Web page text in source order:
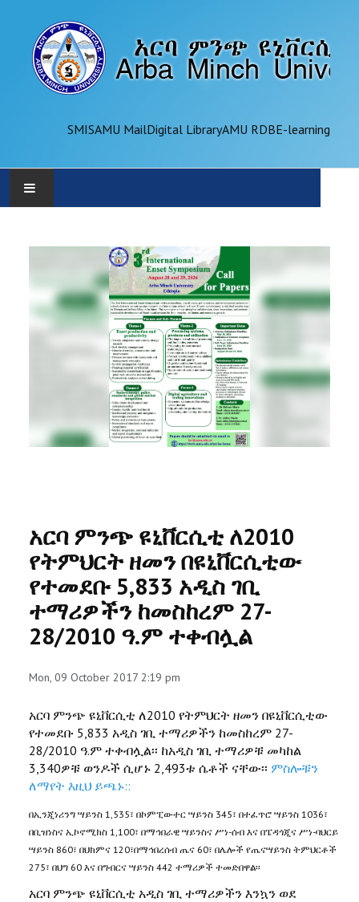
SMISAMU MailDigital LibraryAMU RDBE-learning
ADMINISTRATION
OFFICES
REGISTRAR
PARTNERSHIP
አርባ ምንጭ ዩኒቨርሲቲ ለ2010
የትምህርት ዘመን በዩኒቨርሲቲው
የተመደቡ 5,833 አዲስ ገቢ
ተማሪዎችን ከመስከረም 27-
28/2010 ዓ.ም ተቀብሏል
Mon, 09 October 2017 2:19 pm
አርባ ምንጭ ዩኒቨርሲቲ ለ2010 የትምህርት ዘመን በዩኒቨርሲቲው
የተመደቡ 5,833 አዲስ ገቢ ተማሪዎችን ከመስከረም 27-
28/2010 ዓ.ም ተቀብሏል፡፡ ከአዲስ ገቢ ተማሪዎቹ መካከል
3,340ዎቹ ወንዶች ሲሆኑ 2,493ቱ ሴቶች ናቸው፡፡ ምስሎቹን
ለማየት እዚህ ይጫኑ::
በኢንጂነሪንግ ሣይንስ 1,535፣ በኮምፒውተር ሣይንስ 345፣ በተፈጥሮ ሣይንስ 1036፣
በቢዝነስና ኢኮኖሚክስ 1,100፣ በማኅበራዊ ሣይንስና ሥነ-ሰብ እና በፔዳጎጂና ሥነ-ባህርይ
ሣይንስ 860፣ በህክምና 120፣በማኅበረሰብ ጤና 60፣ በሌሎች የጤናሣይንስ ትምህርቶች
275፣ በህግ 60 እና በግብርና ሣይንስ 442 ተማሪዎች ተመድበዋል፡፡
አርባ ምንጭ ዩኒቨርሲቲ አዲስ ገቢ ተማሪዎችን እንኳን ወደ